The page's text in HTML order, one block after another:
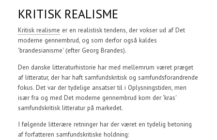
KRITISK REALISME
Kritisk realisme er en realistisk tendens, der vokser ud af Det
moderne gennembrud, og som derfor også kaldes
'brandesianisme' (efter Georg Brandes).
Den danske litteraturhistorie har med mellemrum været præget
af litteratur, der har haft samfundskritisk og samfundsforandrende
fokus. Det var der tydelige ansatser til i Oplysningstiden, men
især fra og med Det moderne gennembrud kom der 'kras'
samfundskritisk litteratur på markedet.
I følgende litterære retninger har der været en tydelig betoning
af forfatteren samfundskritiske holdning: